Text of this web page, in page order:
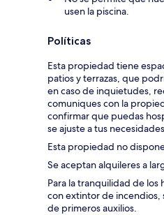
usen la piscina.
Políticas
Esta propiedad tiene
patios y terrazas, que
en caso de inquietudes,
comuniques con la
confirmar que puedas
se ajuste a tus
Esta propiedad no
Se aceptan alquileres a
Para la tranquilidad de
con extintor de
de primeros auxilios.